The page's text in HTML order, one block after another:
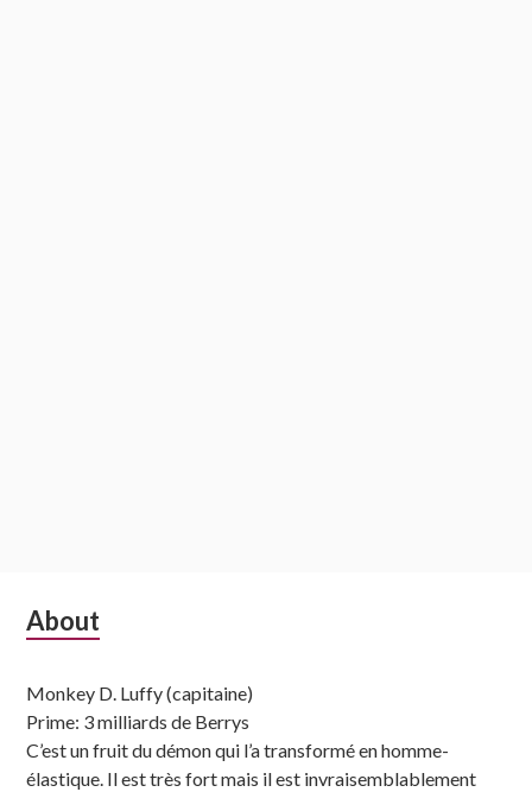
Subsidiary
About
Monkey D. Luffy (capitaine)
Prime: 3 milliards de Berrys
C’est un fruit du démon qui l’a transformé en homme-
élastique. Il est très fort mais il est invraisemblablement